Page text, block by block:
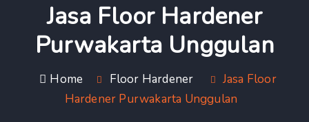
Jasa Floor Hardener
Purwakarta Unggulan
Home Floor Hardener
Jasa Floor
Hardener Purwakarta Unggulan